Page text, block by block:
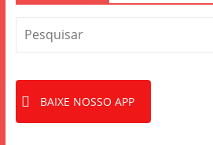
BAIXE NOSSO APP